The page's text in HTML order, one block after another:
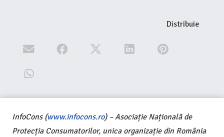
Distribuie
InfoCons (www.infocons.ro) – Asociație Națională de
Protecția Consumatorilor, unica organizație din România